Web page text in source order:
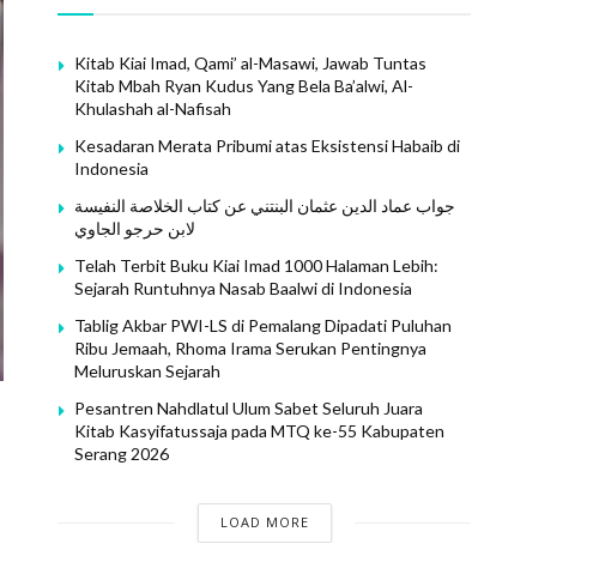
Kitab Kiai Imad, Qami’ al-Masawi, Jawab Tuntas
Kitab Mbah Ryan Kudus Yang Bela Ba’alwi, Al-
Khulashah al-Nafisah
Kesadaran Merata Pribumi atas Eksistensi Habaib di
Indonesia
جواب عماد الدين عثمان البنتني عن كتاب الخلاصة النفيسة
لابن حرجو الجاوي
Telah Terbit Buku Kiai Imad 1000 Halaman Lebih:
Sejarah Runtuhnya Nasab Baalwi di Indonesia
Tablig Akbar PWI-LS di Pemalang Dipadati Puluhan
Ribu Jemaah, Rhoma Irama Serukan Pentingnya
Meluruskan Sejarah
Pesantren Nahdlatul Ulum Sabet Seluruh Juara
Kitab Kasyifatussaja pada MTQ ke-55 Kabupaten
Serang 2026
LOAD MORE